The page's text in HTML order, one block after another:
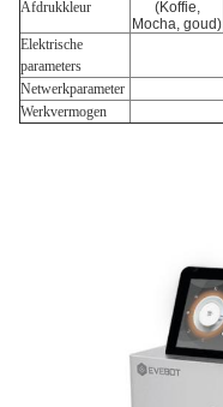
Afdrukkleur
(Koffie,
Mocha, goud)
Elektrische
parameters
Netwerkparameter
Werkvermogen